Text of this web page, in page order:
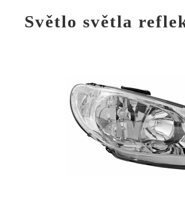
Světlo světla